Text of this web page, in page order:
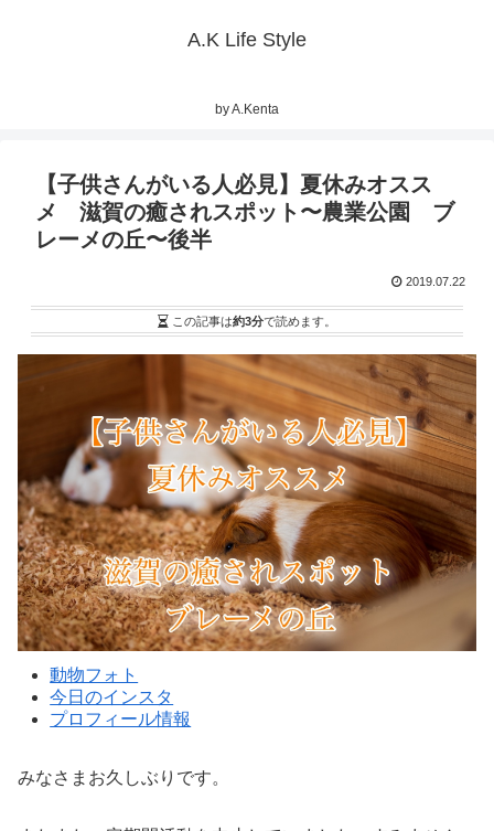
A.K Life Style
by A.Kenta
【子供さんがいる人必見】夏休みオスス
メ 滋賀の癒されスポット〜農業公園 ブ
レーメの丘〜後半
2019.07.22
この記事は約3分で読めます。
動物フォト
今日のインスタ
プロフィール情報
みなさまお久しぶりです。